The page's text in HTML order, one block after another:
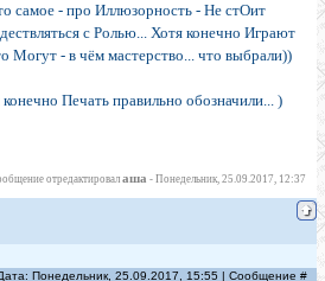
самое - про Иллюзорность - Не стОит
с Ролью... Хотя конечно Играют
Могут - в чём мастерство... что выбрали))
конечно Печать правильно обозначили... )
отредактировал аша - Понедельник, 25.09.2017, 12:37
Понедельник, 25.09.2017, 15:55 | Сообщение #